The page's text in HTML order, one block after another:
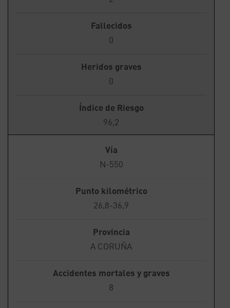
Fallecidos
0
Heridos graves
0
Índice de Riesgo
96,2
Vía
N-550
Punto kilométrico
26,8-36,9
Provincia
A CORUÑA
Accidentes mortales y graves
8